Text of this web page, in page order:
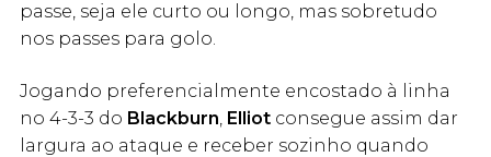
passe, seja ele curto ou longo, mas sobretudo
nos passes para golo.
Jogando preferencialmente encostado à linha
no 4-3-3 do Blackburn Elliot consegue assim dar
largura ao ataque e receber sozinho quando